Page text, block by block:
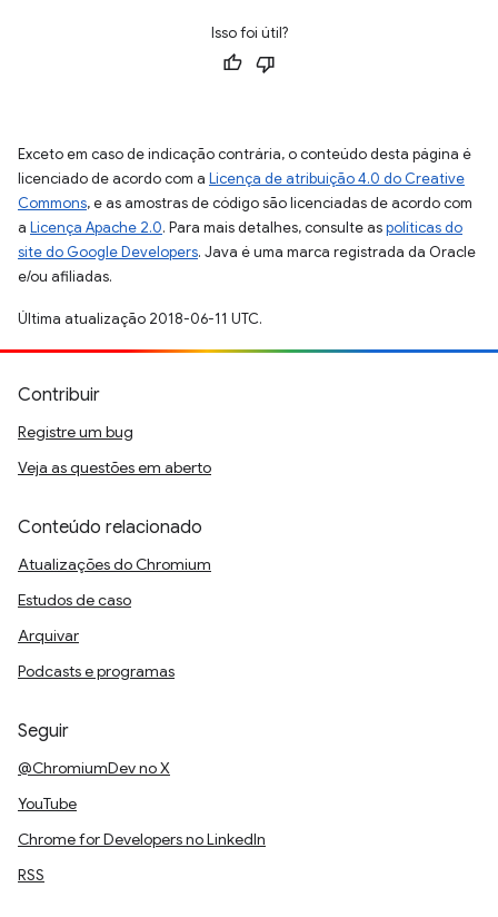
Isso foi útil?
Exceto em caso de indicação contrária, o conteúdo desta página é
licenciado de acordo com a Licença de atribuição 4.0 do Creative
Commons, e as amostras de código são licenciadas de acordo com
a Licença Apache 2.0. Para mais detalhes, consulte aspolíticas do
site do Google Developers. Java é uma marca registrada da Oracle
e/ou afiliadas.
Última atualização 2018-06-11 UTC.
Contribuir
Registre um bug
Veja as questões em aberto
Conteúdo relacionado
Atualizações do Chromium
Estudos de caso
Arquivar
Podcasts e programas
Seguir
@ChromiumDev no X
YouTube
Chrome for Developers no LinkedIn
RSS